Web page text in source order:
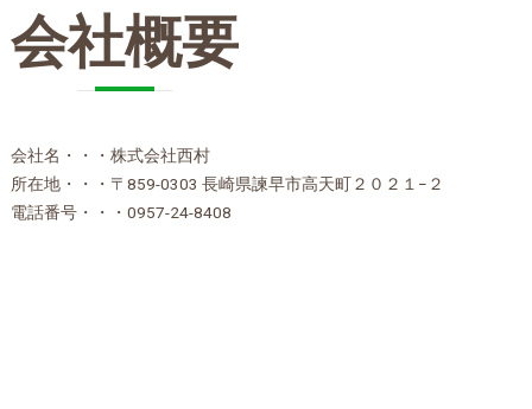
会社概要
会社名・・・株式会社西村
所在地・・・〒859-0303 長崎県諫早市高天町２０２１−２
電話番号・・・0957-24-8408